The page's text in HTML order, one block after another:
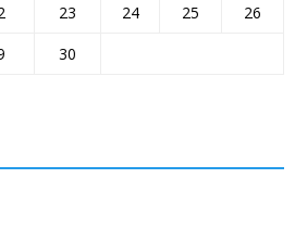
23 24 25
26
30